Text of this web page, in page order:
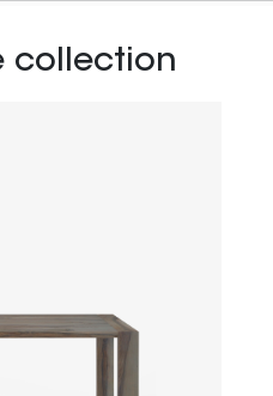
collection